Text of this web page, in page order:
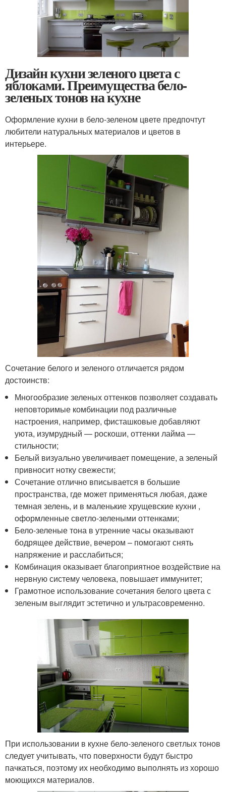
Дизайн кухни зеленого цвета с
яблоками. Преимущества бело-
зеленых тонов на кухне
Оформление кухни в бело-зеленом цвете предпочтут
любители натуральных материалов и цветов в
интерьере.
Сочетание белого и зеленого отличается рядом
достоинств:
Многообразие зеленых оттенков позволяет создавать
неповторимые комбинации под различные
настроения, например, фисташковые добавляют
уюта, изумрудный — роскоши, оттенки лайма —
стильности;
Белый визуально увеличивает помещение, а зеленый
привносит нотку свежести;
Сочетание отлично вписывается в большие
пространства, где может применяться любая, даже
темная зелень, и в маленькие хрущевские кухни ,
оформленные светло-зелеными оттенками;
Бело-зеленые тона в утренние часы оказывают
бодрящее действие, вечером – помогают снять
напряжение и расслабиться;
Комбинация оказывает благоприятное воздействие на
нервную систему человека, повышает иммунитет;
Грамотное использование сочетания белого цвета с
зеленым выглядит эстетично и ультрасовременно.
При использовании в кухне бело-зеленого светлых тонов
следует учитывать, что поверхности будут быстро
пачкаться, поэтому их необходимо выполнять из хорошо
моющихся материалов.